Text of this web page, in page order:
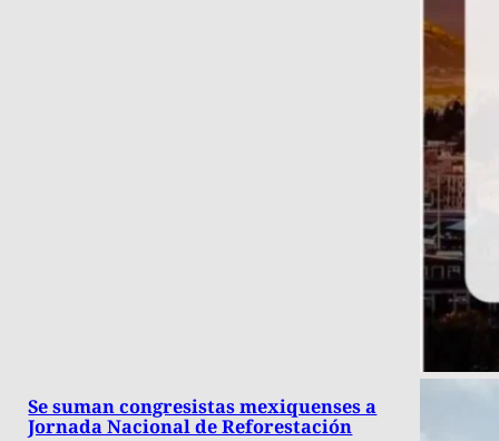
Se suman congresistas mexiquenses a
Jornada Nacional de Reforestación